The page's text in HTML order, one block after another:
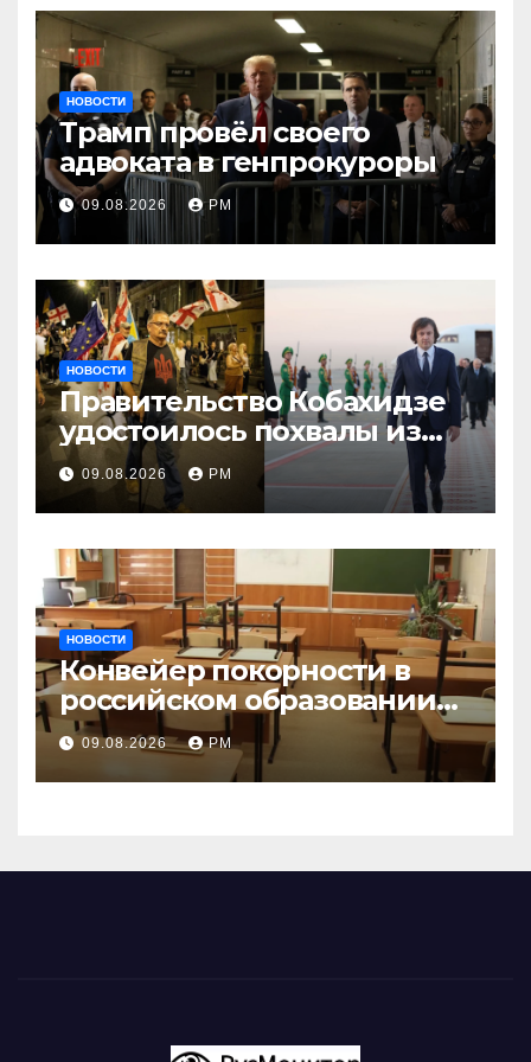
НОВОСТИ
Трамп провёл своего
адвоката в генпрокуроры
09.08.2026 РМ
НОВОСТИ
Правительство Кобахидзе
удостоилось похвалы из
Москвы
09.08.2026 РМ
НОВОСТИ
Конвейер покорности в
российском образовании
наталкивается на
сопротивление
09.08.2026 РМ